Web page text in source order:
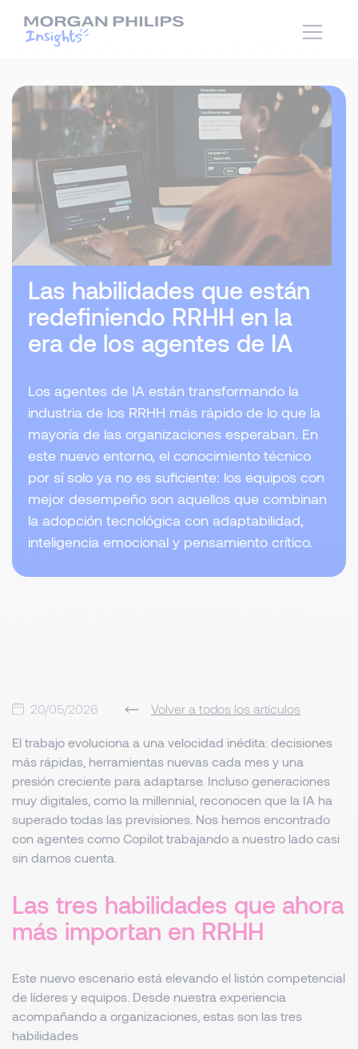
Las habilidades que están
redefiniendo RRHH en la
era de los agentes de IA
Los agentes de IA están transformando la
industria de los RRHH más rápido de lo que la
mayoría de las organizaciones esperaban. En
este nuevo entorno, el conocimiento técnico
por sí solo ya no es suficiente: los equipos con
mejor desempeño son aquellos que combinan
la adopción tecnológica con adaptabilidad,
inteligencia emocional y pensamiento crítico.
20/05/2026 Volver a todos los artículos
El trabajo evoluciona a una velocidad inédita: decisiones
más rápidas, herramientas nuevas cada mes y una
presión creciente para adaptarse. Incluso generaciones
muy digitales, como la millennial, reconocen que la IA ha
superado todas las previsiones. Nos hemos encontrado
con agentes como Copilot trabajando a nuestro lado casi
sin darnos cuenta.
Las tres habilidades que ahora
más importan en RRHH
Este nuevo escenario está elevando el listón competencial
de líderes y equipos. Desde nuestra experiencia
acompañando a organizaciones, estas son las tres
habilidades